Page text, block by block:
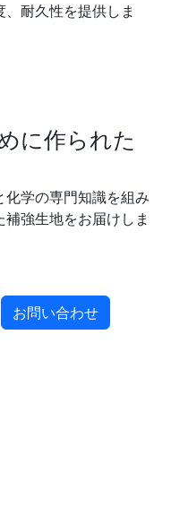
耐久性を提供しま
に作られた
学の専門知識を組み
強生地をお届けしま
お問い合わせ